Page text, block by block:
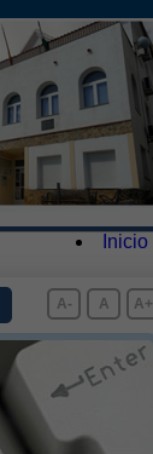
Inicio
A+
A
A-